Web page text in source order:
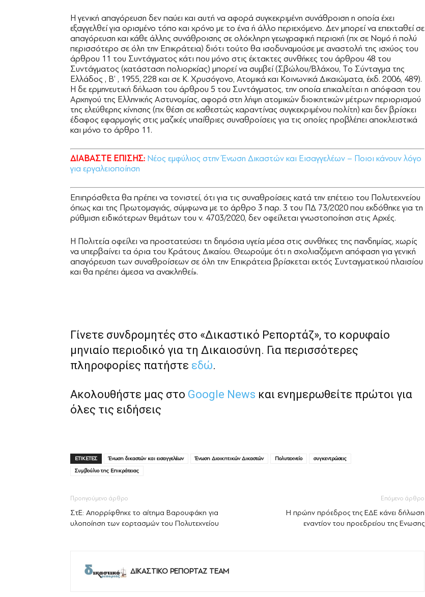
Η γενική απαγόρευση δεν παύει και αυτή να αφορά συγκεκριμένη συνάθροιση η οποία έχει
εξαγγελθεί για ορισμένο τόπο και χρόνο με το ένα ή άλλο περιεχόμενο. Δεν μπορεί να επεκταθεί σε
απαγόρευση και κάθε άλλης συνάθροισης σε ολόκληρη γεωγραφική περιοχή (πχ σε Νομό ή πολύ
περισσότερο σε όλη την Επικράτεια) διότι τούτο θα ισοδυναμούσε με αναστολή της ισχύος του
άρθρου 11 του Συντάγματος κάτι που μόνο στις έκτακτες συνθήκες του άρθρου 48 του
Συντάγματος (κατάσταση πολιορκίας) μπορεί να συμβεί (Σβώλου/Βλάχου, Το Σύνταγμα της
Ελλάδος , Β’ , 1955, 228 και σε Κ. Χρυσόγονο, Ατομικά και Κοινωνικά Δικαιώματα, έκδ. 2006, 489).
Η δε ερμηνευτική δήλωση του άρθρου 5 του Συντάγματος, την οποία επικαλείται η απόφαση του
Αρχηγού της Ελληνικής Αστυνομίας, αφορά στη λήψη ατομικών διοικητικών μέτρων περιορισμού
της ελεύθερης κίνησης (πχ θέση σε καθεστώς καραντίνας συγκεκριμένου πολίτη) και δεν βρίσκει
έδαφος εφαρμογής στις μαζικές υπαίθριες συναθροίσεις για τις οποίες προβλέπει αποκλειστικά
και μόνο το άρθρο 11.
ΔΙΑΒΑΣΤΕ ΕΠΙΣΗΣ: Νέος εμφύλιος στην Ένωση Δικαστών και Εισαγγελέων – Ποιοι κάνουν λόγο
για εργαλειοποίηση
Επιπρόσθετα θα πρέπει να τονιστεί, ότι για τις συναθροίσεις κατά την επέτειο του Πολυτεχνείου
όπως και της Πρωτομαγιάς, σύμφωνα με το άρθρο 3 παρ. 3 του ΠΔ 73/2020 που εκδόθηκε για τη
ρύθμιση ειδικότερων θεμάτων του ν. 4703/2020, δεν οφείλεται γνωστοποίηση στις Αρχές.
Η Πολιτεία οφείλει να προστατεύσει τη δημόσια υγεία μέσα στις συνθήκες της πανδημίας, χωρίς
να υπερβαίνει τα όρια του Κράτους Δικαίου. Θεωρούμε ότι η σχολιαζόμενη απόφαση για γενική
απαγόρευση των συναθροίσεων σε όλη την Επικράτεια βρίσκεται εκτός Συνταγματικού πλαισίου
και θα πρέπει άμεσα να ανακληθεί».
Γίνετε συνδρομητές στο «Δικαστικό Ρεπορτάζ», το κορυφαίο
μηνιαίο περιοδικό για τη Δικαιοσύνη. Για περισσότερες
πληροφορίες πατήστε εδώ.
Ακολουθήστε μας στο Google News και ενημερωθείτε πρώτοι για
όλες τις ειδήσεις
ΕΤΙΚΕΤΕΣ Ένωση δικαστών και εισαγγελέων Ένωση Διοικητικών Δικαστών Πολυτεχνείο
συγκεντρώσεις
Συμβούλιο της Επικράτειας
Προηγούμενο άρθρο
ΣτΕ: Απορρίφθηκε το αίτημα Βαρουφάκη για
υλοποίηση των εορτασμών του Πολυτεχνείου
Επόμενο άρθρο
Η πρώην πρόεδρος της ΕΔΕ κάνει δήλωση
εναντίον του προεδρείου της Ενωσης
ΔΙΚΑΣΤΙΚΟ ΡΕΠΟΡΤΑΖ TEAM